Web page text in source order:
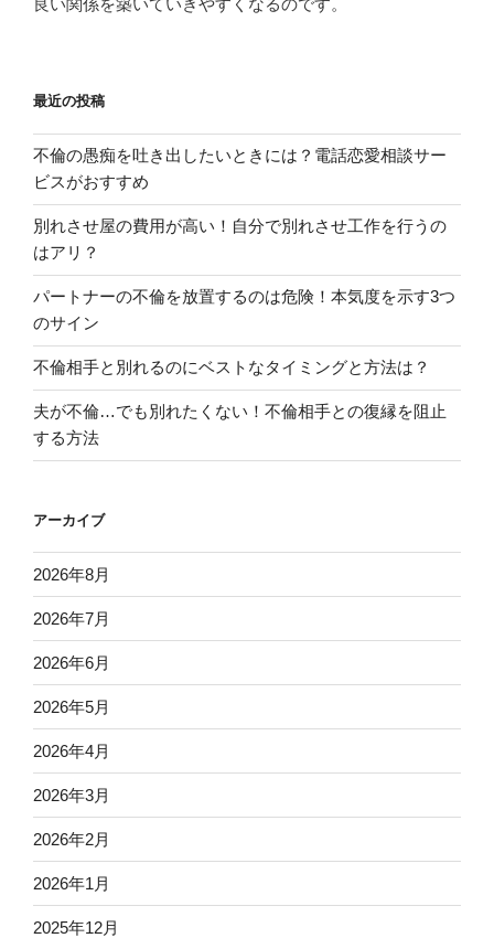
最近の投稿
不倫の愚痴を吐き出したいときには？電話恋愛相談サー
ビスがおすすめ
別れさせ屋の費用が高い！自分で別れさせ工作を行うの
はアリ？
パートナーの不倫を放置するのは危険！本気度を示す3つ
のサイン
不倫相手と別れるのにベストなタイミングと方法は？
夫が不倫…でも別れたくない！不倫相手との復縁を阻止
する方法
アーカイブ
2026年8月
2026年7月
2026年6月
2026年5月
2026年4月
2026年3月
2026年2月
2026年1月
2025年12月